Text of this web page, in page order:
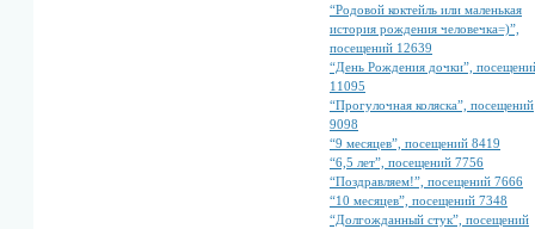
“Родовой коктейль или маленькая
история рождения человечка=)”,
посещений 12639
“День Рождения дочки”,
11095
“Прогулочная коляска”, посещений
9098
“9 месяцев”, посещений 8419
“6,5 лет”, посещений 7756
“Поздравляем!”, посещений 7666
“10 месяцев”, посещений 7348
“Долгожданный стук”, посещений